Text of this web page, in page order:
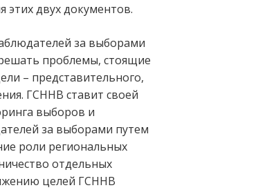
двух документов.
за выборами
проблемы, стоящие
– представительного,
ГСННВ ставит своей
выборов и
за выборами путем
роли региональных
отдельных
целей ГСННВ